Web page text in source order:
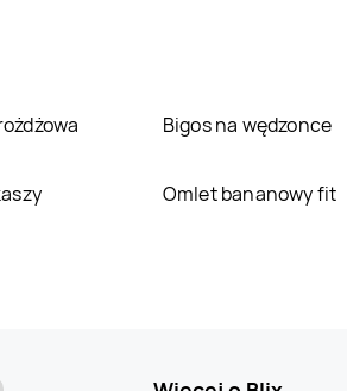
Bigos na wędzonce
Omlet bananowy fit